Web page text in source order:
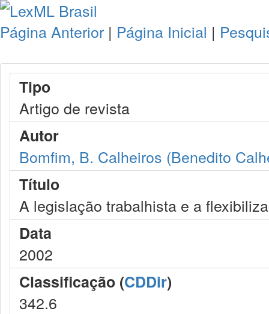
Página Anterior | Página Inicial |
Tipo
Artigo de revista
Autor
Bomfim, B. Calheiros (Benedito
Título
A legislação trabalhista e a
Data
2002
Classificação (CDDir)
342.6